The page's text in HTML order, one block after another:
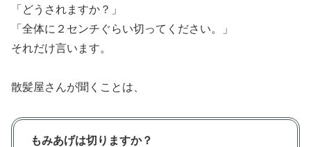
「どうされますか？」
「全体に２センチぐらい切ってください。」
それだけ言います。
散髪屋さんが聞くことは、
もみあげは切りますか？